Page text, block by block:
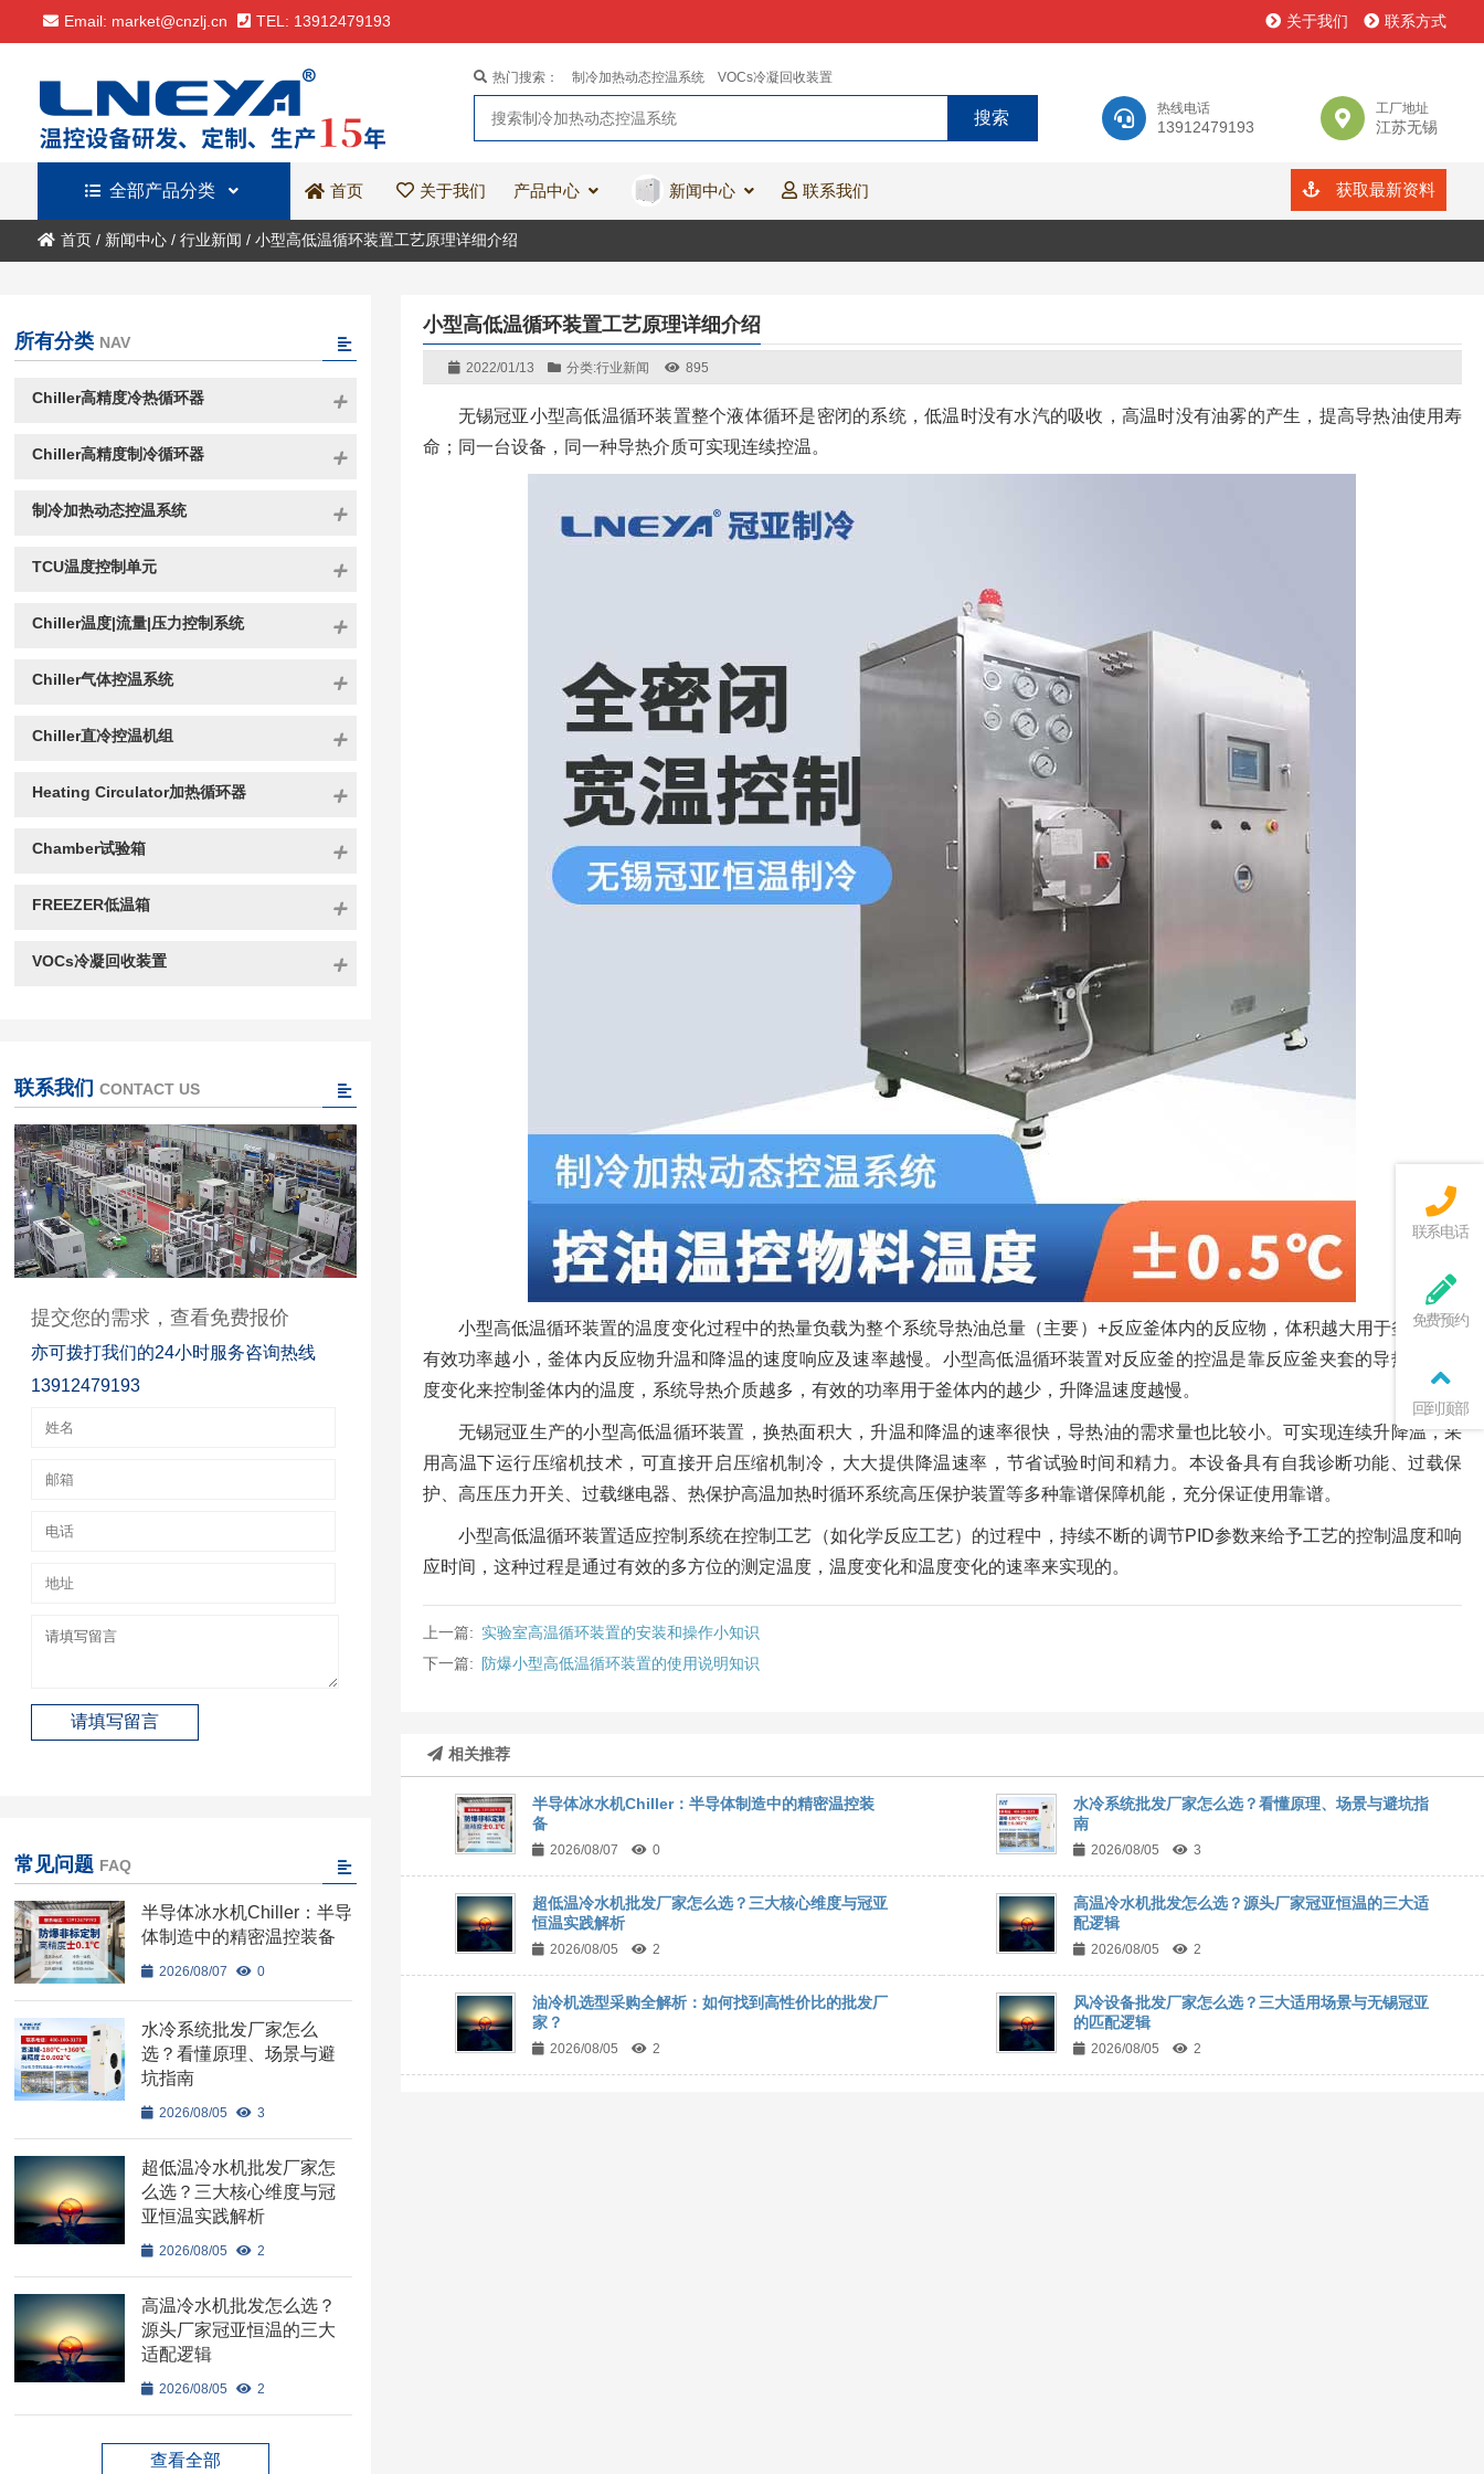
Email: market@cnzlj.cn TEL: 13912479193 关于我们 联系方式
热线电话
13912479193
工厂地址
江苏无锡
热门搜索： 制冷加热动态控温系统 VOCs冷凝回收装置
全部产品分类 首页 关于我们 产品中心 新闻中心 联系我们 获取最新资料
首页/ 新闻中心/ 行业新闻 / 小型高低温循环装置工艺原理详细介绍
小型高低温循环装置工艺原理详细介绍
2022/01/13 分类:行业新闻 895
无锡冠亚小型高低温循环装置整个液体循环是密闭的系统，低温时没有水汽的吸收，高温时没有油雾的产生，提高导热油使用寿
命；同一台设备，同一种导热介质可实现连续控温。
小型高低温循环装置的温度变化过程中的热量负载为整个系统导热油总量（主要）+反应釜体内的反应物，体积越大用于釜体内的
有效功率越小，釜体内反应物升温和降温的速度响应及速率越慢。小型高低温循环装置对反应釜的控温是靠反应釜夹套的导热油的温
度变化来控制釜体内的温度，系统导热介质越多，有效的功率用于釜体内的越少，升降温速度越慢。
无锡冠亚生产的小型高低温循环装置，换热面积大，升温和降温的速率很快，导热油的需求量也比较小。可实现连续升降温，采
用高温下运行压缩机技术，可直接开启压缩机制冷，大大提供降温速率，节省试验时间和精力。本设备具有自我诊断功能、过载保
护、高压压力开关、过载继电器、热保护高温加热时循环系统高压保护装置等多种靠谱保障机能，充分保证使用靠谱。
小型高低温循环装置适应控制系统在控制工艺（如化学反应工艺）的过程中，持续不断的调节PID参数来给予工艺的控制温度和响
应时间，这种过程是通过有效的多方位的测定温度，温度变化和温度变化的速率来实现的。
上一篇: 实验室高温循环装置的安装和操作小知识
下一篇: 防爆小型高低温循环装置的使用说明知识
相关推荐
半导体冰水机Chiller：半导体制造中的精密温控装
备
2026/08/07 0
水冷系统批发厂家怎么选？看懂原理、场景与避坑指
南
2026/08/05 3
超低温冷水机批发厂家怎么选？三大核心维度与冠亚
恒温实践解析
2026/08/05 2
高温冷水机批发怎么选？源头厂家冠亚恒温的三大适
配逻辑
2026/08/05 2
油冷机选型采购全解析：如何找到高性价比的批发厂
家？
2026/08/05 2
风冷设备批发厂家怎么选？三大适用场景与无锡冠亚
的匹配逻辑
2026/08/05 2
所有分类 NAV
Chiller高精度冷热循环器
Chiller高精度制冷循环器
制冷加热动态控温系统
TCU温度控制单元
Chiller温度|流量|压力控制系统
Chiller气体控温系统
Chiller直冷控温机组
Heating Circulator加热循环器
Chamber试验箱
FREEZER低温箱
VOCs冷凝回收装置
联系我们 CONTACT US
提交您的需求，查看免费报价
亦可拨打我们的24小时服务咨询热线
13912479193
常见问题 FAQ
半导体冰水机Chiller：半导
体制造中的精密温控装备
2026/08/07 0
水冷系统批发厂家怎么
选？看懂原理、场景与避
坑指南
2026/08/05 3
超低温冷水机批发厂家怎
么选？三大核心维度与冠
亚恒温实践解析
2026/08/05 2
高温冷水机批发怎么选？
源头厂家冠亚恒温的三大
适配逻辑
2026/08/05 2
查看全部
联系电话
免费预约
回到顶部